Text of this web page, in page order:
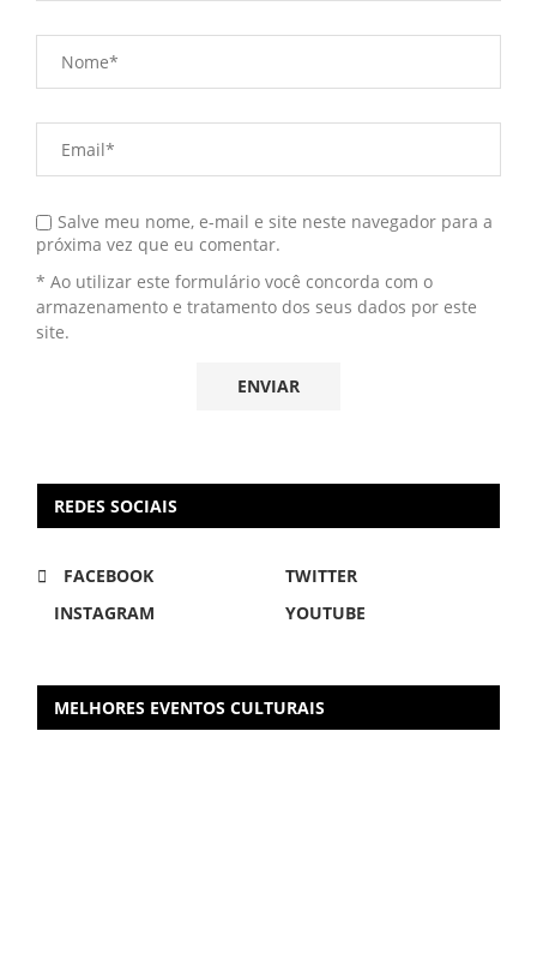
Salve meu nome, e-mail e site neste navegador para a
próxima vez que eu comentar.
* Ao utilizar este formulário você concorda com o
armazenamento e tratamento dos seus dados por este
site.
REDES SOCIAIS
FACEBOOK
TWITTER
INSTAGRAM
YOUTUBE
MELHORES EVENTOS CULTURAIS